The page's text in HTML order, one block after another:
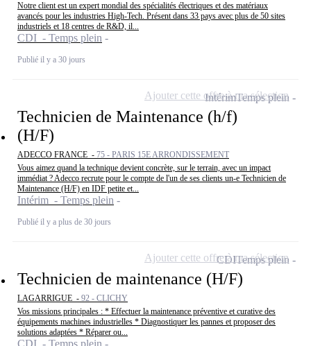
Notre client est un expert mondial des spécialités électriques et des matériaux
avancés pour les industries High-Tech. Présent dans 33 pays avec plus de 50 sites
industriels et 18 centres de R&D, il...
CDI - Temps plein
Publié il y a 30 jours
Technicien de Maintenance (h/f)
(H/F)
ADECCO FRANCE - 75 - PARIS 15E ARRONDISSEMENT
Vous aimez quand la technique devient concrète, sur le terrain, avec un impact
immédiat ? Adecco recrute pour le compte de l'un de ses clients un-e Technicien de
Maintenance (H/F) en IDF petite et...
Intérim - Temps plein
Publié il y a plus de 30 jours
IntérimTemps plein
Ajouter cette offre à ma sélection
Technicien de maintenance (H/F)
LAGARRIGUE - 92 - CLICHY
Vos missions principales : * Effectuer la maintenance préventive et curative des
équipements machines industrielles * Diagnostiquer les pannes et proposer des
solutions adaptées * Réparer ou...
CDI - Temps plein
CDITemps plein
Ajouter cette offre à ma sélection